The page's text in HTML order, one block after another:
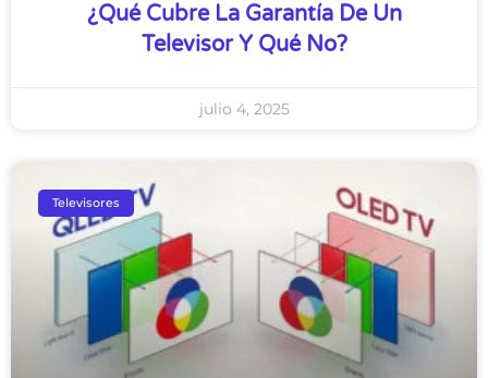
¿Qué Cubre La Garantía De Un
Televisor Y Qué No?
julio 4, 2025
Televisores